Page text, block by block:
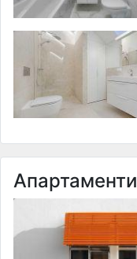
Апартаменти